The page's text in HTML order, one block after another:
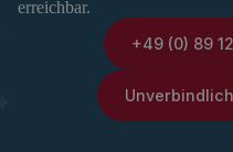
erreichbar.
+49 (0) 89